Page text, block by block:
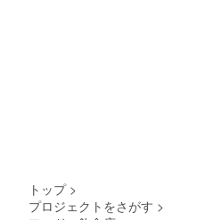
トップ >
プロジェクトをさがす >